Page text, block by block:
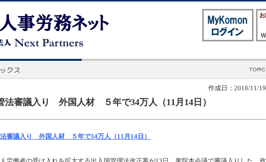
作成日：2018/11/19
法審議入り 外国人材 ５年で34万人（11月14日）
審議入り 外国人材 ５年で34万人（11月14日）